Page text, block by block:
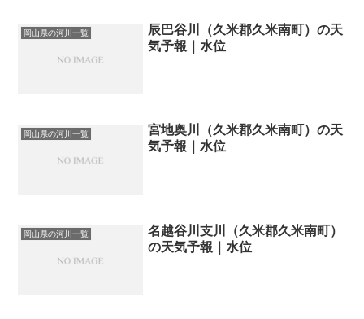
岡山県の河川一覧
辰巴谷川（久米郡久米南町）の天
気予報｜水位
岡山県の河川一覧
宮地奥川（久米郡久米南町）の天
気予報｜水位
岡山県の河川一覧
名越谷川支川（久米郡久米南町）
の天気予報｜水位